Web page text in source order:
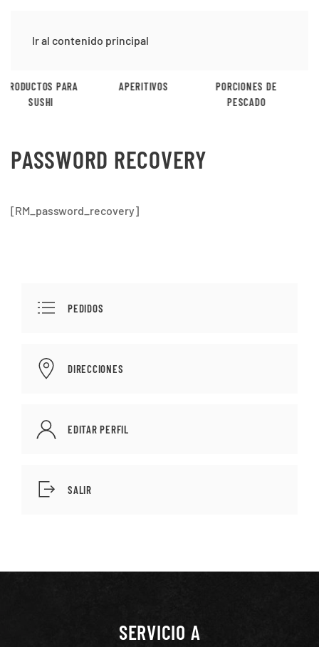
Ir al contenido principal
APERITIVOS
PORCIONES DE
PASTA Y ARROZ
PASSWORD RECOVERY
[RM_password_recovery]
PEDIDOS
DIRECCIONES
EDITAR PERFIL
SALIR
SERVICIO A